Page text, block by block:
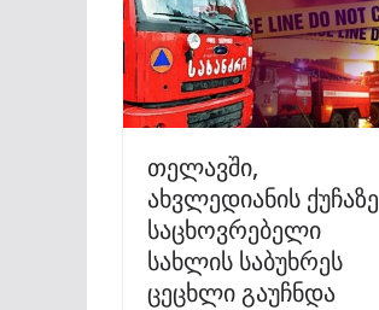
თელავში,
ახვლედიანის ქუჩაზე
საცხოვრებელი
სახლის საბუხრეს
ცეცხლი გაუჩნდა